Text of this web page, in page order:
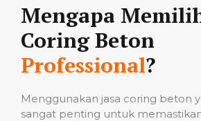
Mengapa
Coring Beton
Professional?
Menggunakan jasa coring beton
sangat penting untuk